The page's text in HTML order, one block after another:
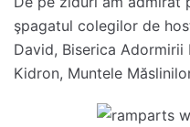
şpagatul colegilor de
David, Biserica Adormirii
Kidron, Muntele